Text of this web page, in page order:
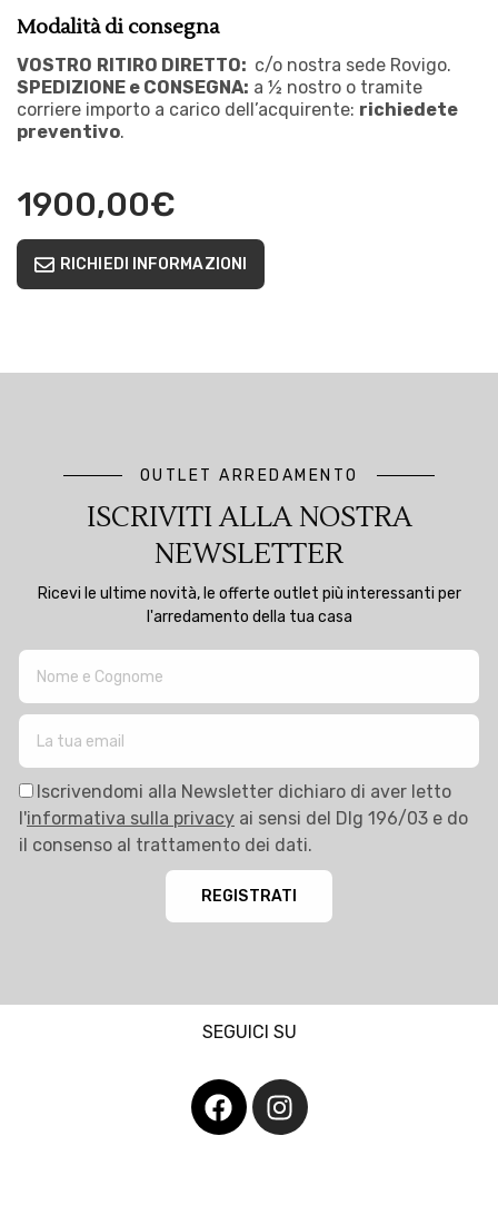
Modalità di consegna
VOSTRO RITIRO DIRETTO: c/o nostra sede Rovigo.
SPEDIZIONE e CONSEGNA: a ½ nostro o tramite
corriere importo a carico dell’acquirente: richiedete
preventivo.
1900,00€
RICHIEDI INFORMAZIONI
OUTLET ARREDAMENTO
ISCRIVITI ALLA NOSTRA
NEWSLETTER
Ricevi le ultime novità, le offerte outlet più interessanti per
l'arredamento della tua casa
Iscrivendomi alla Newsletter dichiaro di aver letto
l'informativa sulla privacy ai sensi del Dlg 196/03 e do
il consenso al trattamento dei dati.
REGISTRATI
SEGUICI SU